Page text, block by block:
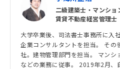
二級建築士・マンショ
賃貸不動産経営管理士
大学卒業後、司法書士事務所に入
企業コンサルタントを担当。 その
社。建物管理部門を担当。 マン
などの業務に従事。 2019年2月、